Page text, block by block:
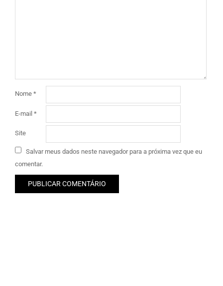
Nome *
E-mail *
Site
Salvar meus dados neste navegador para a próxima vez que eu
comentar.